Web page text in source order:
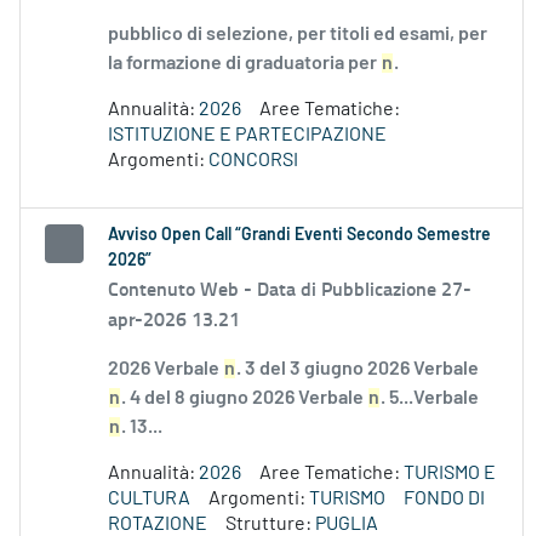
pubblico di selezione, per titoli ed esami, per
la formazione di graduatoria per n.
Annualità: 2026
Aree Tematiche:
ISTITUZIONE E PARTECIPAZIONE
Argomenti: CONCORSI
Avviso Open Call “Grandi Eventi Secondo Semestre
2026”
Contenuto Web - Data di Pubblicazione 27-
apr-2026 13.21
2026 Verbale n. 3 del 3 giugno 2026 Verbale
n. 4 del 8 giugno 2026 Verbale n. 5...Verbale
n. 13...
Annualità: 2026 Aree Tematiche: TURISMO E
CULTURA
Argomenti: TURISMO
FONDO DI
ROTAZIONE
Strutture: PUGLIA